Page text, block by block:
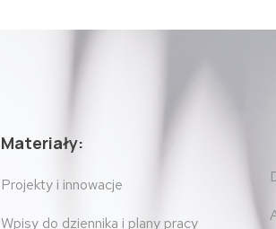
Materiały:
Projekty i innowacje
Wpisy do dziennika i plany pracy